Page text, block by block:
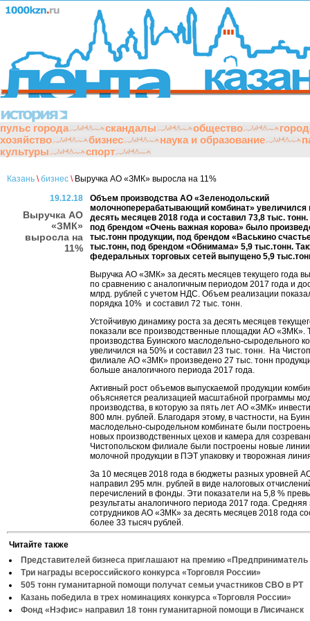
пульс города скандалы общество
хозяйство
бизнес наука и образование
культуры
спорт
Казань \ бизнес \Выручка АО «ЗМК» выросла на 11%
19.12.18
Выручка АО
«ЗМК»
выросла на
11%
Объем производства АО «Зеленодольский
молочноперерабатывающий комбинат» увеличился
десять месяцев 2018 года и составил 73,8 тыс.
под брендом «Очень важная корова» было
тыс.тонн продукции, под брендом «Васькино
тыс.тонн, под брендом «Обнимама» 5,9 тыс.тонн.
федеральных торговых сетей выпущено 5,9
Выручка АО «ЗМК» за десять месяцев текущего года
по сравнению с аналогичным периодом 2017 года и
млрд. рублей с учетом НДС. Объем реализации
порядка 10% и составил 72 тыс. тонн.
Устойчивую динамику роста за десять месяцев
показали все производственные площадки АО «ЗМК».
производства Буинского маслодельно-сыродельного
увеличился на 50% и составил 23 тыс. тонн. На
филиале АО «ЗМК» произведено 27 тыс. тонн
больше аналогичного периода 2017 года.
Активный рост объемов выпускаемой продукции
объясняется реализацией масштабной программы
производства, в которую за пять лет АО «ЗМК»
800 млн. рублей. Благодаря этому, в частности, на
маслодельно-сыродельном комбинате были
новых производственных цехов и камера для
Чистопольском филиале были построены новые
молочной продукции в ПЭТ упаковку и творожная
За 10 месяцев 2018 года в бюджеты разных уровней
направил 295 млн. рублей в виде налоговых
перечислений в фонды. Эти показатели на 5,8 %
результаты аналогичного периода 2017 года. Средняя
сотрудников АО «ЗМК» за десять месяцев 2018 года
более 33 тысяч рублей.
Читайте также
Представителей бизнеса приглашают на премию «Предприниматель
Три награды всероссийского конкурса «Торговля России»
505 тонн гуманитарной помощи получат семьи участников СВО в РТ
Казань победила в трех номинациях конкурса «Торговля России»
Фонд «Нэфис» направил 18 тонн гуманитарной помощи в Лисичанск